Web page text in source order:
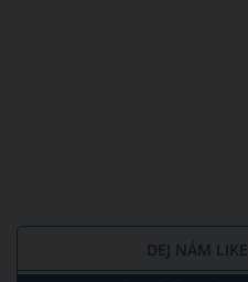
DEJ NÁM LIKE